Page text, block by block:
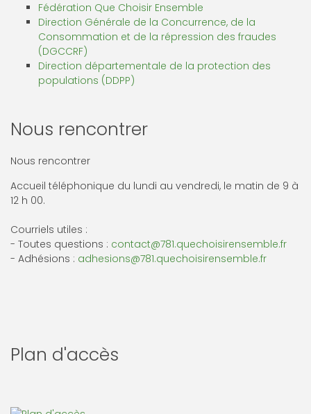
Fédération Que Choisir Ensemble
Direction Générale de la Concurrence, de la
Consommation et de la répression des fraudes
(DGCCRF)
Direction départementale de la protection des
populations (DDPP)
Nous rencontrer
Nous rencontrer
Accueil téléphonique du lundi au vendredi, le matin de 9 à
12 h 00.
Courriels utiles :
- Toutes questions : contact@781.quechoisirensemble.fr
- Adhésions : adhesions@781.quechoisirensemble.fr
Plan d'accès